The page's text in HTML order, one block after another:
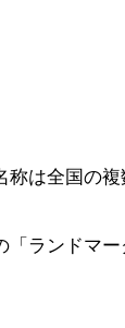
は全国の
ランドマ